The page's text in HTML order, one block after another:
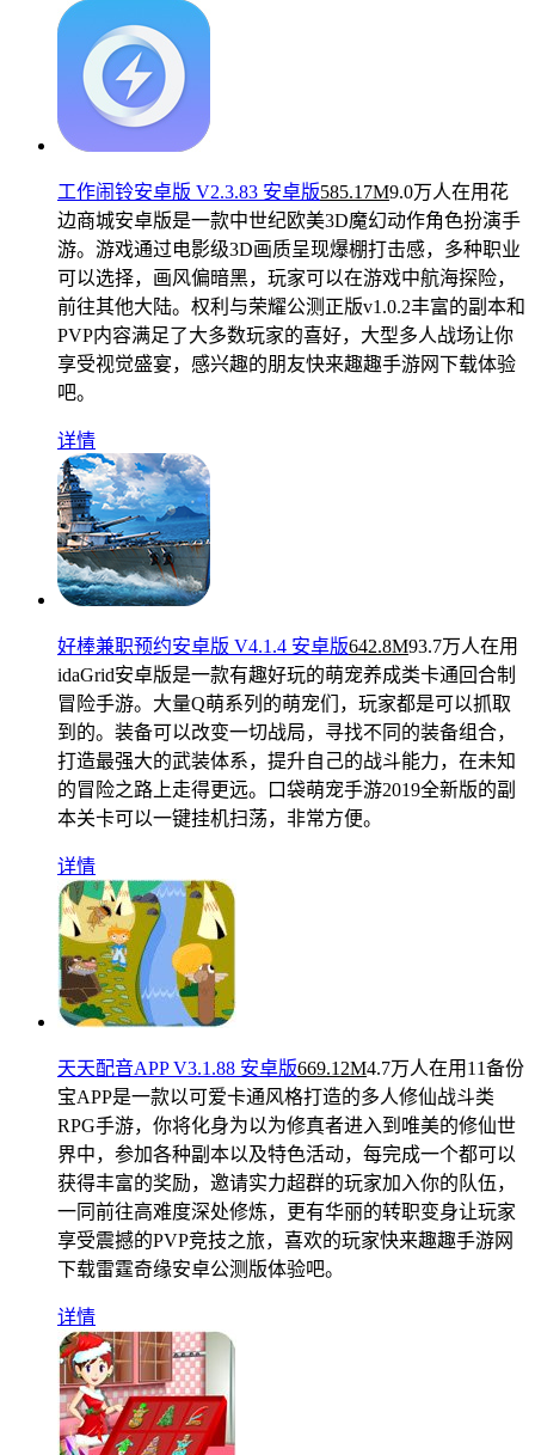
工作闹铃安卓版 V2.3.83 安卓版585.17M9.0万人在用 花
边商城安卓版是一款中世纪欧美3D魔幻动作角色扮演手
游。游戏通过电影级3D画质呈现爆棚打击感，多种职业
可以选择，画风偏暗黑，玩家可以在游戏中航海探险，
前往其他大陆。权利与荣耀公测正版v1.0.2丰富的副本和
PVP内容满足了大多数玩家的喜好，大型多人战场让你
享受视觉盛宴，感兴趣的朋友快来趣趣手游网下载体验
吧。
详情
好棒兼职预约安卓版 V4.1.4 安卓版642.8M93.7万人在用
idaGrid安卓版是一款有趣好玩的萌宠养成类卡通回合制
冒险手游。大量Q萌系列的萌宠们，玩家都是可以抓取
到的。装备可以改变一切战局，寻找不同的装备组合，
打造最强大的武装体系，提升自己的战斗能力，在未知
的冒险之路上走得更远。口袋萌宠手游2019全新版的副
本关卡可以一键挂机扫荡，非常方便。
详情
天天配音APP V3.1.88 安卓版669.12M4.7万人在用 11备份
宝APP是一款以可爱卡通风格打造的多人修仙战斗类
RPG手游，你将化身为以为修真者进入到唯美的修仙世
界中，参加各种副本以及特色活动，每完成一个都可以
获得丰富的奖励，邀请实力超群的玩家加入你的队伍，
一同前往高难度深处修炼，更有华丽的转职变身让玩家
享受震撼的PVP竞技之旅，喜欢的玩家快来趣趣手游网
下载雷霆奇缘安卓公测版体验吧。
详情